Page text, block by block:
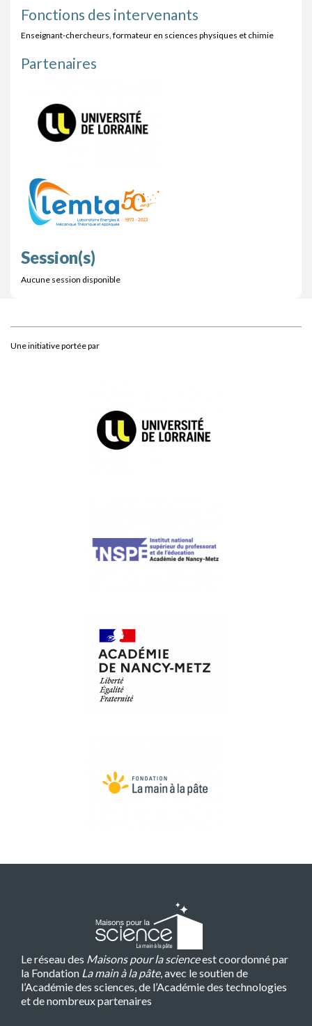
Fonctions des intervenants
Enseignant-chercheurs, formateur en sciences physiques et chimie
Partenaires
Session(s)
Aucune session disponible
Une initiative portée par
Le réseau des Maisons pour la scienceest coordonné par
la Fondation La main à la pâte, avec le soutien de
l’Académie des sciences, de l’Académie des technologies
et de nombreux partenaires